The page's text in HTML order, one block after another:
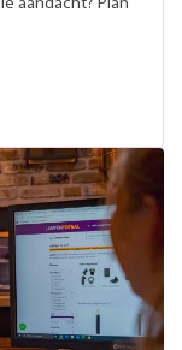
aandacht? Plan